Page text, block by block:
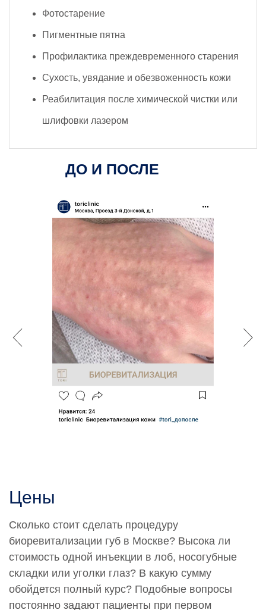
Фотостарение
Пигментные пятна
Профилактика преждевременного старения
Сухость, увядание и обезвоженность кожи
Реабилитация после химической чистки или
шлифовки лазером
ДО И ПОСЛЕ
Цены
Сколько стоит сделать процедуру
биоревитализации губ в Москве? Высока ли
стоимость одной инъекции в лоб, носогубные
складки или уголки глаз? В какую сумму
обойдется полный курс? Подобные вопросы
постоянно задают пациенты при первом